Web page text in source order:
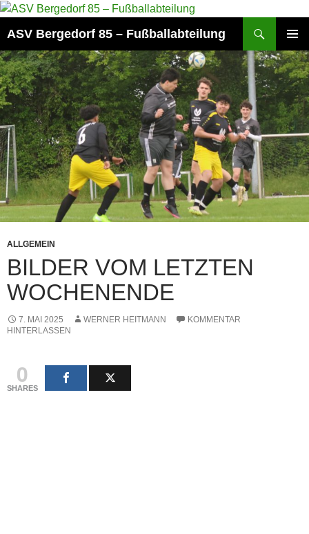
Zum
springen
ASV Bergedorf 85 – Fußballabteilung
MENÜ
ALLGEMEIN
BILDER VOM LETZTEN
WOCHENENDE
7. MAI 2025 WERNER HEITMANN
KOMMENTAR
HINTERLASSEN
0
SHARES